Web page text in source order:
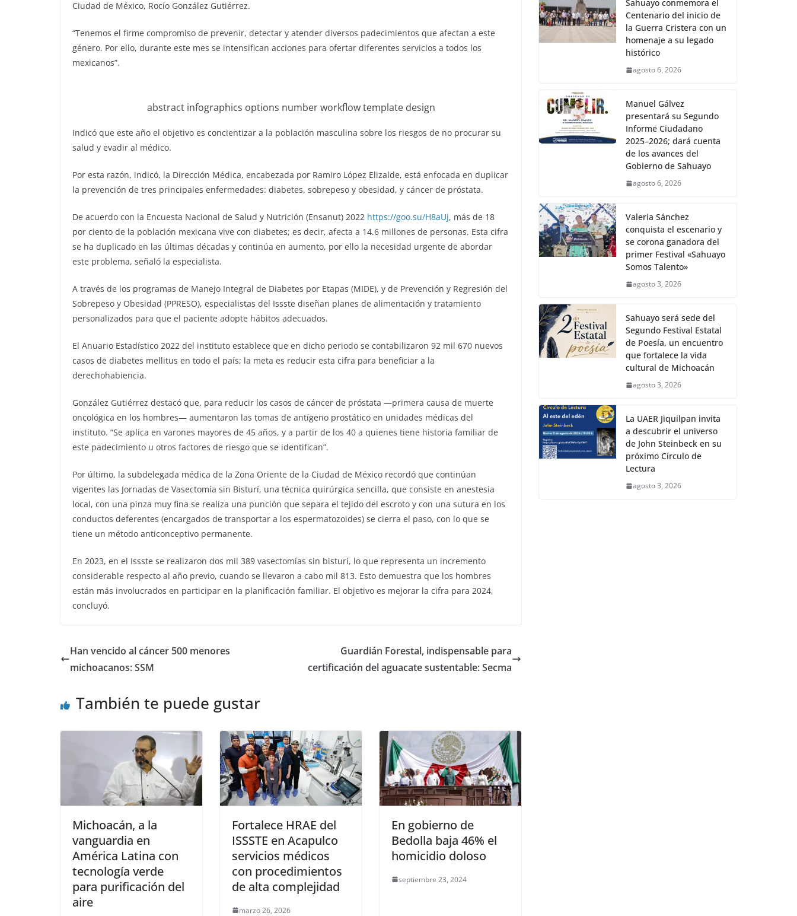
Ciudad de México, Rocío González Gutiérrez.
“Tenemos el firme compromiso de prevenir, detectar y atender diversos padecimientos que afectan a este
género. Por ello, durante este mes se intensifican acciones para ofertar diferentes servicios a todos los
mexicanos”.
abstract infographics options number workflow template design
Indicó que este año el objetivo es concientizar a la población masculina sobre los riesgos de no procurar su
salud y evadir al médico.
Por esta razón, indicó, la Dirección Médica, encabezada por Ramiro López Elizalde, está enfocada en duplicar
la prevención de tres principales enfermedades: diabetes, sobrepeso y obesidad, y cáncer de próstata.
De acuerdo con la Encuesta Nacional de Salud y Nutrición (Ensanut) 2022 https://goo.su/H8aUj, más de 18
por ciento de la población mexicana vive con diabetes; es decir, afecta a 14.6 millones de personas. Esta cifra
se ha duplicado en las últimas décadas y continúa en aumento, por ello la necesidad urgente de abordar
este problema, señaló la especialista.
A través de los programas de Manejo Integral de Diabetes por Etapas (MIDE), y de Prevención y Regresión del
Sobrepeso y Obesidad (PPRESO), especialistas del Issste diseñan planes de alimentación y tratamiento
personalizados para que el paciente adopte hábitos adecuados.
El Anuario Estadístico 2022 del instituto establece que en dicho periodo se contabilizaron 92 mil 670 nuevos
casos de diabetes mellitus en todo el país; la meta es reducir esta cifra para beneficiar a la
derechohabiencia.
González Gutiérrez destacó que, para reducir los casos de cáncer de próstata —primera causa de muerte
oncológica en los hombres— aumentaron las tomas de antígeno prostático en unidades médicas del
instituto. “Se aplica en varones mayores de 45 años, y a partir de los 40 a quienes tiene historia familiar de
este padecimiento u otros factores de riesgo que se identifican”.
Por último, la subdelegada médica de la Zona Oriente de la Ciudad de México recordó que continúan
vigentes las Jornadas de Vasectomía sin Bisturí, una técnica quirúrgica sencilla, que consiste en anestesia
local, con una pinza muy fina se realiza una punción que separa el tejido del escroto y con una sutura en los
conductos deferentes (encargados de transportar a los espermatozoides) se cierra el paso, con lo que se
tiene un método anticonceptivo permanente.
En 2023, en el Issste se realizaron dos mil 389 vasectomías sin bisturí, lo que representa un incremento
considerable respecto al año previo, cuando se llevaron a cabo mil 813. Esto demuestra que los hombres
están más involucrados en participar en la planificación familiar. El objetivo es mejorar la cifra para 2024,
concluyó.
Han vencido al cáncer 500 menores
michoacanos: SSM
Guardián Forestal, indispensable para
certificación del aguacate sustentable: Secma
También te puede gustar
Michoacán, a la
vanguardia en
América Latina con
tecnología verde
para purificación del
aire
Fortalece HRAE del
ISSSTE en Acapulco
servicios médicos
con procedimientos
de alta complejidad
marzo 26, 2026
En gobierno de
Bedolla baja 46% el
homicidio doloso
septiembre 23, 2024
Sahuayo conmemora el
Centenario del inicio de
la Guerra Cristera con un
homenaje a su legado
histórico
agosto 6, 2026
Manuel Gálvez
presentará su Segundo
Informe Ciudadano
2025–2026; dará cuenta
de los avances del
Gobierno de Sahuayo
agosto 6, 2026
Valeria Sánchez
conquista el escenario y
se corona ganadora del
primer Festival «Sahuayo
Somos Talento»
agosto 3, 2026
Sahuayo será sede del
Segundo Festival Estatal
de Poesía, un encuentro
que fortalece la vida
cultural de Michoacán
agosto 3, 2026
La UAER Jiquilpan invita
a descubrir el universo
de John Steinbeck en su
próximo Círculo de
Lectura
agosto 3, 2026